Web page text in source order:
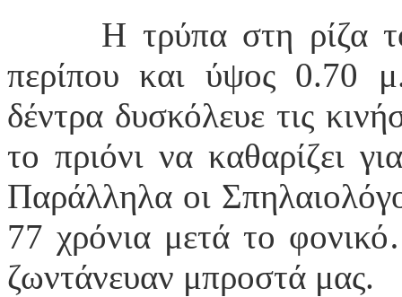
Η τρύπα στη ρίζα
περίπου και ύψος 0.70
δέντρα δυσκόλευε τις
το πριόνι να καθαρίζει
Παράλληλα οι
77 χρόνια μετά το
ζωντάνευαν μπροστά μας.